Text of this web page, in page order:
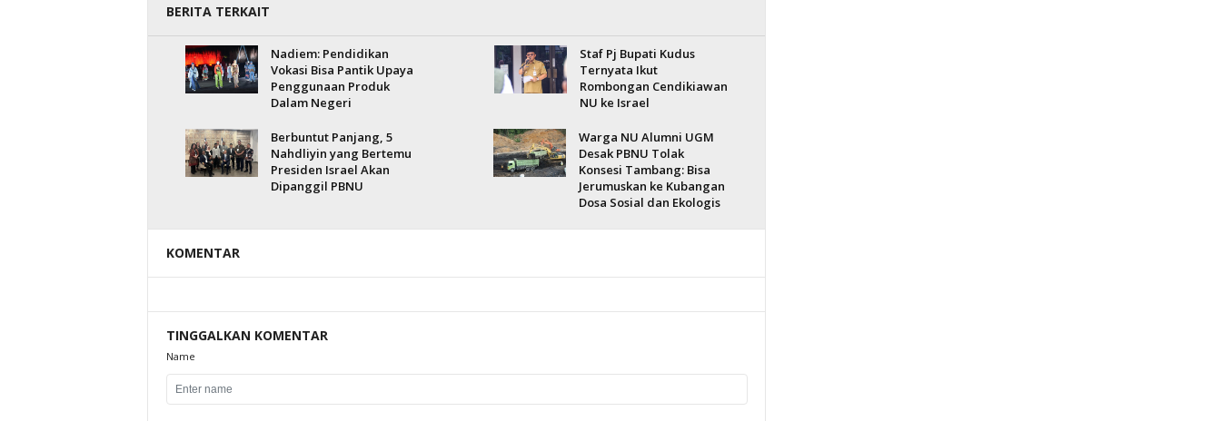
BERITA TERKAIT
Nadiem: Pendidikan
Vokasi Bisa Pantik Upaya
Penggunaan Produk
Dalam Negeri
Staf Pj Bupati Kudus
Ternyata Ikut
Rombongan Cendikiawan
NU ke Israel
Berbuntut Panjang, 5
Nahdliyin yang Bertemu
Presiden Israel Akan
Dipanggil PBNU
Warga NU Alumni UGM
Desak PBNU Tolak
Konsesi Tambang: Bisa
Jerumuskan ke Kubangan
Dosa Sosial dan Ekologis
KOMENTAR
TINGGALKAN KOMENTAR
Name